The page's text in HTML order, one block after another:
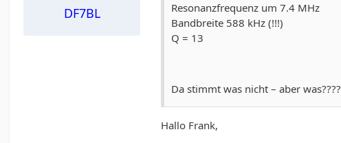
DF7BL
Resonanzfrequenz um 7.4 MHz
Bandbreite 588 kHz (!!!)
Q = 13
Da stimmt was nicht – aber was????
Hallo Frank,